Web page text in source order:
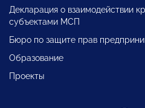
Декларация о взаимодействии
субъектами МСП
Бюро по защите прав
Образование
Проекты